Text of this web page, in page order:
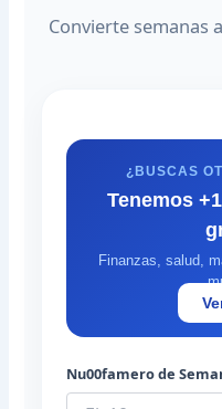
Convierte semanas
¿BUSCAS
Tenemos
Finanzas, salud,
Nu00famero de